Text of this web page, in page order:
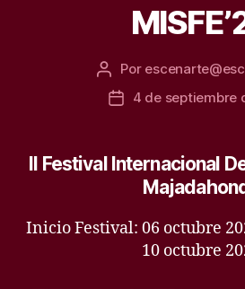
Autor
de
la
Por
Fecha
entrada
4 de septiembre
II Festival Internacional
Inicio Festival: 06 octubre
10 octubre